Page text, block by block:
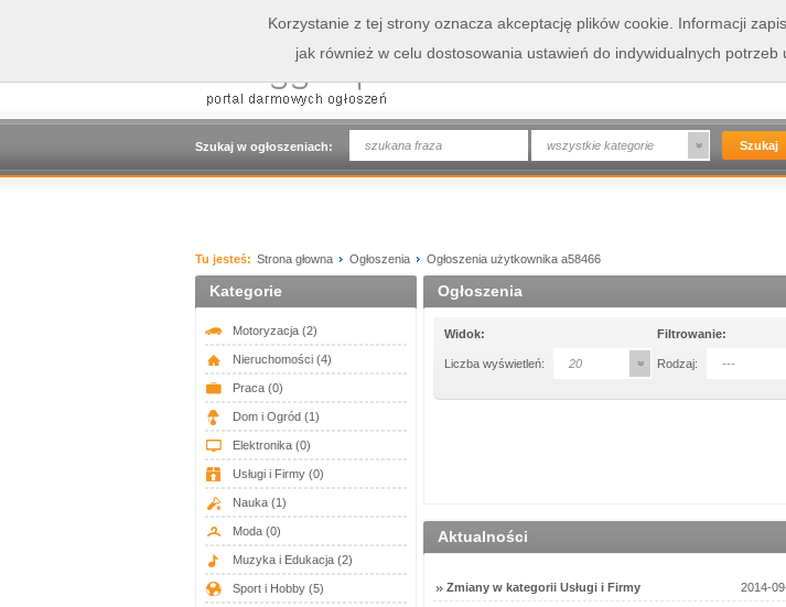
Szukaj w ogłoszeniach: wszystkie kategorie
Tu jesteś: Strona głowna Ogłoszenia Ogłoszenia użytkownika a58466
Kategorie
Motoryzacja (2)
Nieruchomości (4)
Praca (0)
Dom i Ogród (1)
Elektronika (0)
Usługi i Firmy (0)
Nauka (1)
Moda (0)
Muzyka i Edukacja (2)
Sport i Hobby (5)
Ogłoszenia
Widok:
Liczba wyświetleń: 20
Filtrowanie:
Rodzaj: ---
Aktualności
Zmiany w kategorii Usługi i Firmy 2014-
Korzystanie z tej strony oznacza akceptację plików cookie. Informacji
jak również w celu dostosowania ustawień do indywidualnych potrzeb